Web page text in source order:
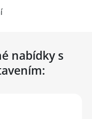
nabídky s